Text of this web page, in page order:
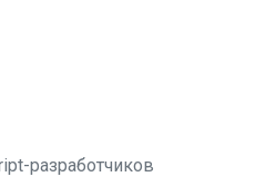
разработчиков